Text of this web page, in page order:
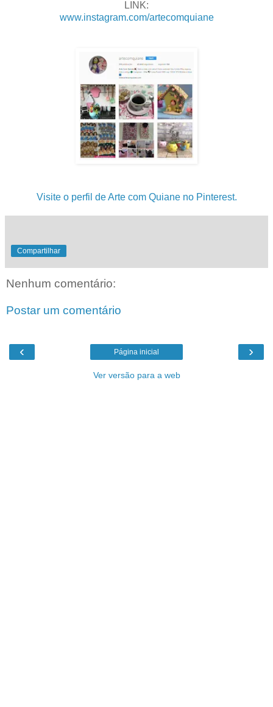
LINK:
www.instagram.com/artecomquiane
Visite o perfil de Arte com Quiane no Pinterest.
Compartilhar
Nenhum comentário:
Postar um comentário
‹ ›
Página inicial
Ver versão para a web